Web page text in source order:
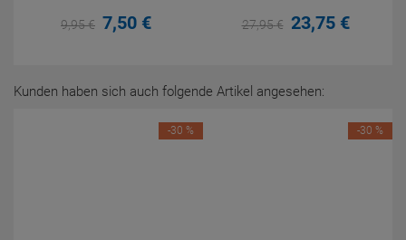
9,95€ 7,50 € 27,95€ 23,75 €
Kunden haben sich auch folgende Artikel angesehen:
-30 % -30 %